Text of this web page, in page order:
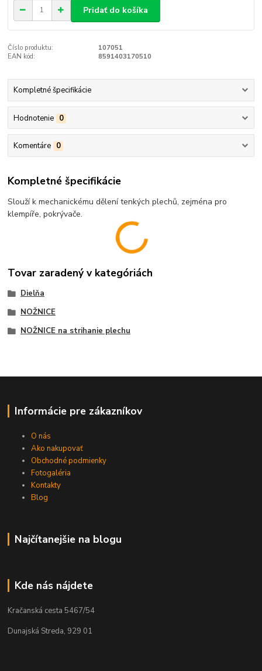
Pridať do košíka
Číslo produktu:
107051
EAN kód:
8591403170510
Kompletné špecifikácie
Hodnotenie 0
Komentáre 0
Kompletné špecifikácie
Slouží k mechanickému dělení tenkých plechů, zejména pro
klempíře, pokrývače.
Tovar zaradený v kategóriách
Dielňa
NOŽNICE
NOŽNICE na strihanie plechu
Informácie pre zákazníkov
O nás
Ako nakupovať
Obchodné podmienky
Fotogaléria
Kontakty
Blog
Najčítanejšie na blogu
Kde nás nájdete
Kračanská cesta 5467/54
Dunajská Streda, 929 01